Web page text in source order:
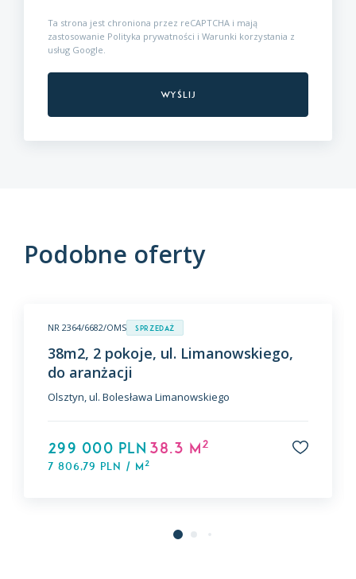
Ta strona jest chroniona przez reCAPTCHA i mają
zastosowanie Polityka prywatności i Warunki korzystania z
usług Google.
Podobne oferty
NR 2364/6682/OMS Sprzedaż
38m2, 2 pokoje, ul. Limanowskiego,
do aranżacji
Olsztyn, ul. Bolesława Limanowskiego
299 000 PLN
7 806,79 PLN / m2
38.3 m2